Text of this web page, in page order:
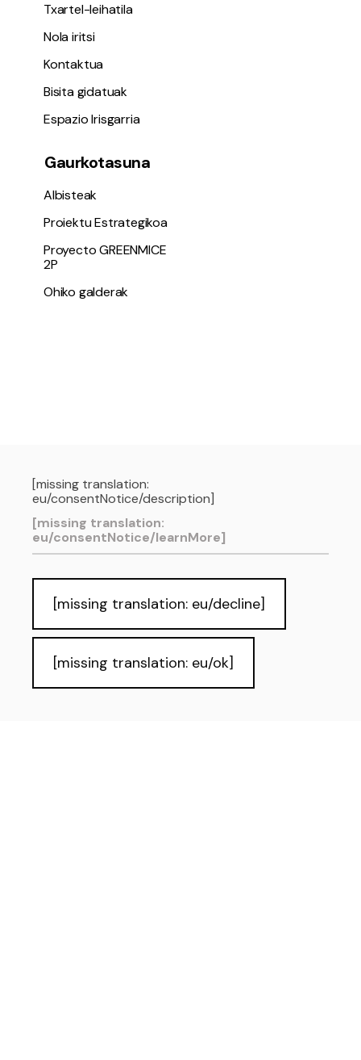
Txartel-leihatila
Nola iritsi
Kontaktua
Bisita gidatuak
Espazio Irisgarria
Gaurkotasuna
Albisteak
Proiektu Estrategikoa
Proyecto GREENMICE
2P
Ohiko galderak
[missing translation:
eu/consentNotice/description]
[missing translation:
eu/consentNotice/learnMore]
[missing translation: eu/decline]
[missing translation: eu/ok]